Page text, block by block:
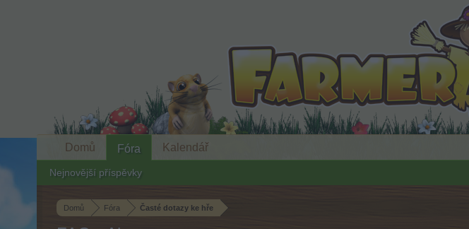
Domů Fóra Časté dotazy ke hře
Domů Fóra
Nejnovější příspěvky
Kalendář